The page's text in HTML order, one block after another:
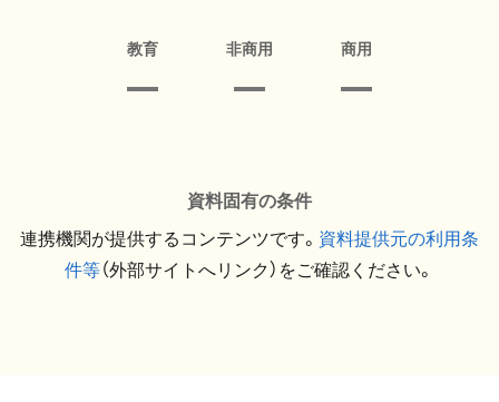
教育 非商用 商用
資料固有の条件
連携機関が提供するコンテンツです。 資料提供元の利用条
件等（外部サイトへリンク）をご確認ください。